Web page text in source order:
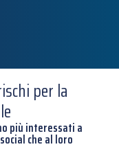
per la
più interessati a
che al loro